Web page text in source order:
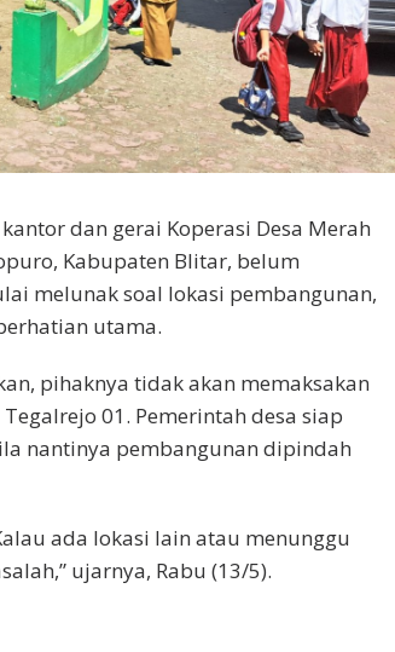
dan gerai Koperasi Desa Merah
Kabupaten Blitar, belum
melunak soal lokasi pembangunan,
utama.
pihaknya tidak akan memaksakan
01. Pemerintah desa siap
nantinya pembangunan dipindah
ada lokasi lain atau menunggu
ujarnya, Rabu (13/5).